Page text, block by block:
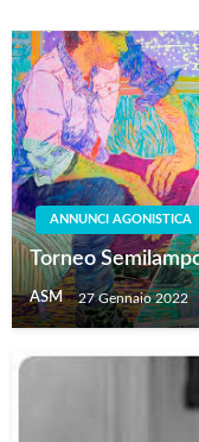
ANNUNCI AGONISTICA
Torneo
ASM 27 Gennaio 2022